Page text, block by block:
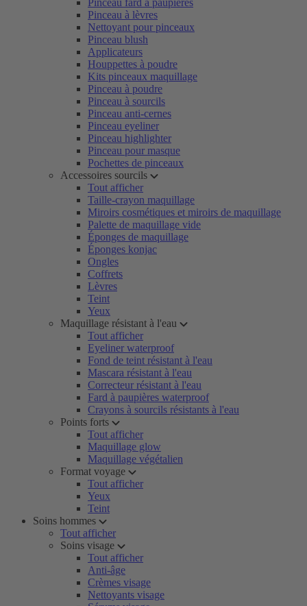
Pinceau fard à paupières
Pinceau à lèvres
Nettoyant pour pinceaux
Pinceau blush
Applicateurs
Houppettes à poudre
Kits pinceaux maquillage
Pinceau à poudre
Pinceau à sourcils
Pinceau anti-cernes
Pinceau eyeliner
Pinceau highlighter
Pinceau pour masque
Pochettes de pinceaux
Accessoires sourcils
Tout afficher
Taille-crayon maquillage
Miroirs cosmétiques et miroirs de maquillage
Palette de maquillage vide
Éponges de maquillage
Éponges konjac
Ongles
Coffrets
Lèvres
Teint
Yeux
Maquillage résistant à l'eau
Tout afficher
Eyeliner waterproof
Fond de teint résistant à l'eau
Mascara résistant à l'eau
Correcteur résistant à l'eau
Fard à paupières waterproof
Crayons à sourcils résistants à l'eau
Points forts
Tout afficher
Maquillage glow
Maquillage végétalien
Format voyage
Tout afficher
Yeux
Teint
Soins hommes
Tout afficher
Soins visage
Tout afficher
Anti-âge
Crèmes visage
Nettoyants visage